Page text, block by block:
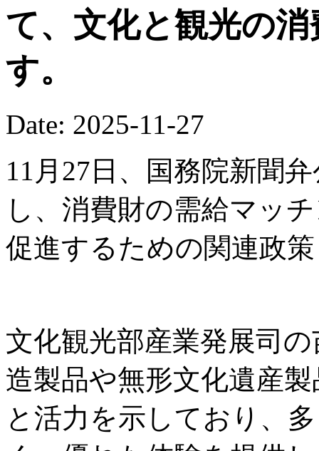
て、文化と観光の
す。
Date: 2025-11-27
11月27日、国務院新聞
し、消費財の需給マッ
促進するための関連政
文化観光部産業発展司
造製品や無形文化遺産
と活力を示しており、